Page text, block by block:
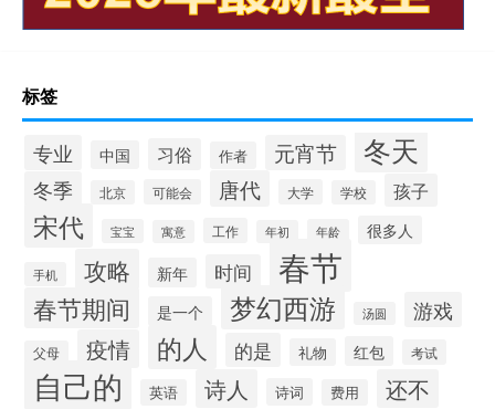
标签
专业 中国 习俗 作者 元宵节 冬天
冬季 北京 可能会 唐代 大学 学校 孩子
宋代 宝宝 寓意 工作 年初 年龄 很多人
手机 攻略 新年 时间 春节
春节期间 是一个 梦幻西游 汤圆 游戏
父母 疫情 的人 的是 礼物 红包 考试
自己的 英语 诗人 诗词 费用 还不